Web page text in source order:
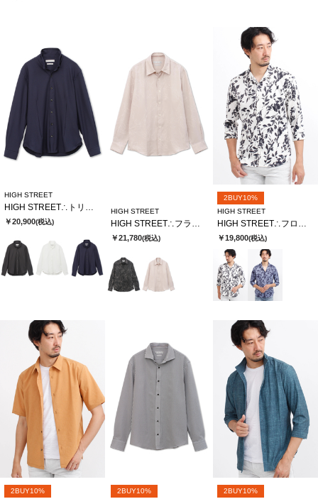
HIGH STREET
￥20,900(税込)
HIGH STREET
￥21,780(税込)
2BUY10%
HIGH STREET
￥19,800(税込)
2BUY10%
2BUY10%
2BUY10%